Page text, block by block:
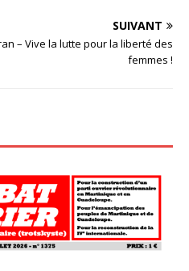
SUIVANT
– Vive la lutte pour la liberté des
femmes !